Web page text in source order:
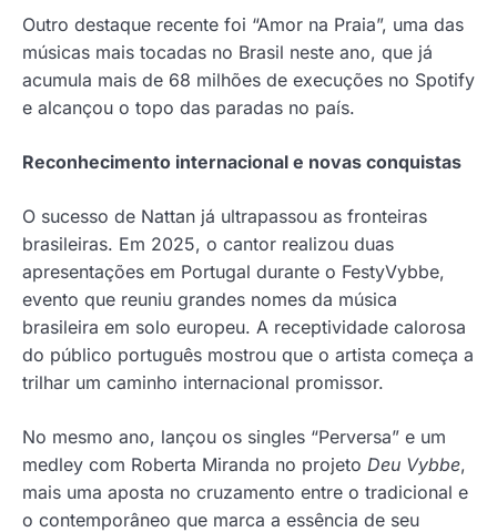
Outro destaque recente foi “Amor na Praia”, uma das
músicas mais tocadas no Brasil neste ano, que já
acumula mais de 68 milhões de execuções no Spotify
e alcançou o topo das paradas no país.
Reconhecimento internacional e novas conquistas
O sucesso de Nattan já ultrapassou as fronteiras
brasileiras. Em 2025, o cantor realizou duas
apresentações em Portugal durante o FestyVybbe,
evento que reuniu grandes nomes da música
brasileira em solo europeu. A receptividade calorosa
do público português mostrou que o artista começa a
trilhar um caminho internacional promissor.
No mesmo ano, lançou os singles “Perversa” e um
medley com Roberta Miranda no projeto Deu Vybbe,
mais uma aposta no cruzamento entre o tradicional e
o contemporâneo que marca a essência de seu